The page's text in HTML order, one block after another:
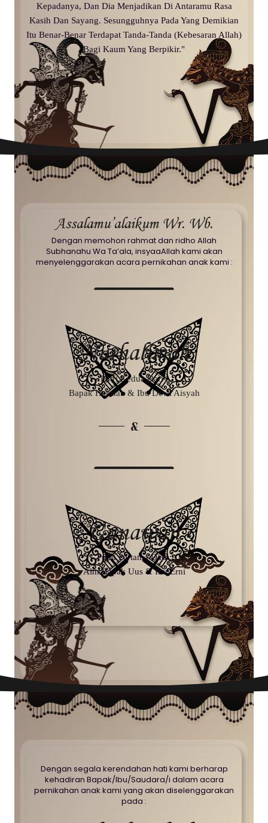
Kepadanya, Dan Dia Menjadikan Di Antaramu Rasa
Kasih Dan Sayang. Sesungguhnya Pada Yang Demikian
Itu Benar-Benar Terdapat Tanda-Tanda (Kebesaran Allah)
Bagi Kaum Yang Berpikir."
Assalamu’alaikum Wr. Wb.
Dengan memohon rahmat dan ridho Allah
Subhanahu Wa Ta’ala, insyaaAllah kami akan
menyelenggarakan acara pernikahan anak kami :
Nurhalimah
Putri Kedua Dari :
Bapak Herman & Ibu Dewi Aisyah
&
Gunawan
Putra Pertama Dari :
Alm Bapak Uus & Ibu Erni
Dengan segala kerendahan hati kami berharap
kehadiran Bapak/Ibu/Saudara/i dalam acara
pernikahan anak kami yang akan diselenggarakan
pada :